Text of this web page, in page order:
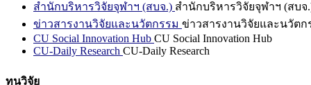
สำนักบริหารวิจัยจุฬาฯ (สบจ.) สำนักบริหารวิจัยจุฬาฯ (สบจ
ข่าวสารงานวิจัยและนวัตกรรม ข่าวสารงานวิจัยและนวัตก
CU Social Innovation Hub CU Social Innovation Hub
CU-Daily Research CU-Daily Research
ทุนวิจัย